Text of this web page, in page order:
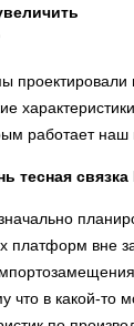
проектировали
работает наш
тесная
платформ вне
что в какой-то